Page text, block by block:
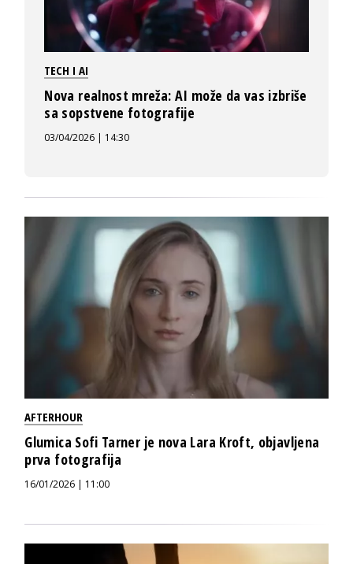
TECH I AI
Nova realnost mreža: AI može da vas izbriše
sa sopstvene fotografije
03/04/2026 | 14:30
AFTERHOUR
Glumica Sofi Tarner je nova Lara Kroft, objavljena
prva fotografija
16/01/2026 | 11:00